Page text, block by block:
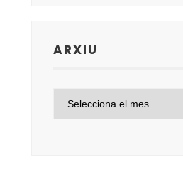
ARXIU
ARXIU